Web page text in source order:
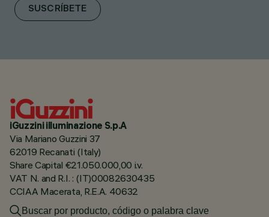
SUSCRÍBETE
iGuzzini illuminazione S.p.A
Via Mariano Guzzini 37
62019 Recanati (Italy)
Share Capital €21.050.000,00 i.v.
VAT N. and R.I. : (IT)00082630435
CCIAA Macerata, R.E.A. 40632